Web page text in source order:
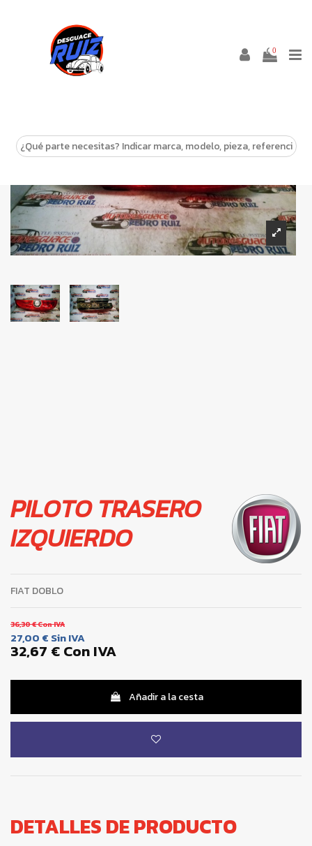
0
PILOTO TRASERO
IZQUIERDO
FIAT DOBLO
36,30 €Con IVA
27,00 € Sin IVA
32,67 €Con IVA
Añadir a la cesta
DETALLES DE PRODUCTO